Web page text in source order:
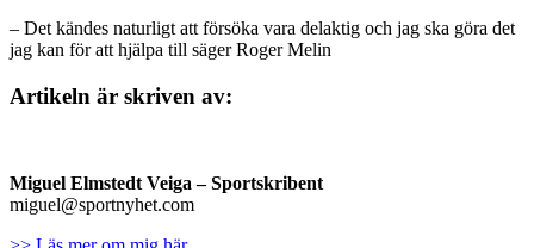
– Det kändes naturligt att försöka vara delaktig och jag ska göra det
jag kan för att hjälpa till säger Roger Melin
Artikeln är skriven av:
Miguel Elmstedt Veiga– Sportskribent
miguel@sportnyhet.com